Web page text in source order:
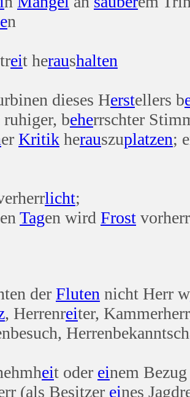
n
eit heraushalten
dieses Herstellers b
beherrschter
er Kritik herauszuplatzen;
licht;
Tagen wird Frost
der Fluten nicht Herr w
, Herrenreiter,
eit oder einem
(als Besitzer eines